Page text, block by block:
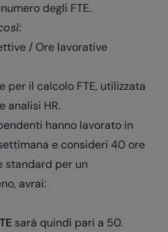
degli FTE.
/ Ore lavorative
per il calcolo FTE, utilizzata
analisi HR.
hanno lavorato in
e consideri 40 ore
standard per un
avrai:
sarà quindi pari a 50.